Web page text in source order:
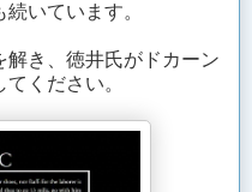
いています。
解き、徳井氏がドカーン
ください。